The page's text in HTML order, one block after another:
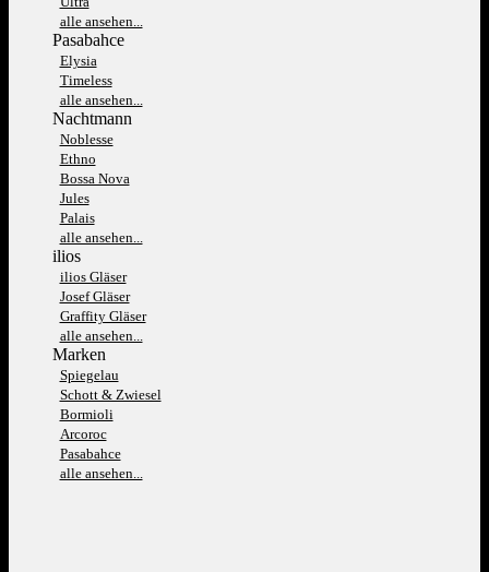
alle ansehen...
Pasabahce
Elysia
Timeless
alle ansehen...
Nachtmann
Noblesse
Ethno
Bossa Nova
Jules
Palais
alle ansehen...
ilios
ilios Gläser
Josef Gläser
Graffity Gläser
alle ansehen...
Marken
Spiegelau
Schott & Zwiesel
Bormioli
Arcoroc
Pasabahce
alle ansehen...